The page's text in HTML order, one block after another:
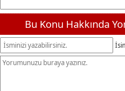
Bu Konu Hakkında